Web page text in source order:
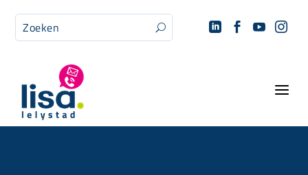
U    
a